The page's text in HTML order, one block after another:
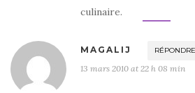
culinaire.
MAGALIJ RÉPONDRE
13 mars 2010 at 22 h 08 min